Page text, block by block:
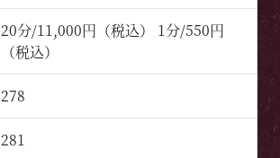
20分/11,000円（税込） 1分/550円
（税込）
278
281